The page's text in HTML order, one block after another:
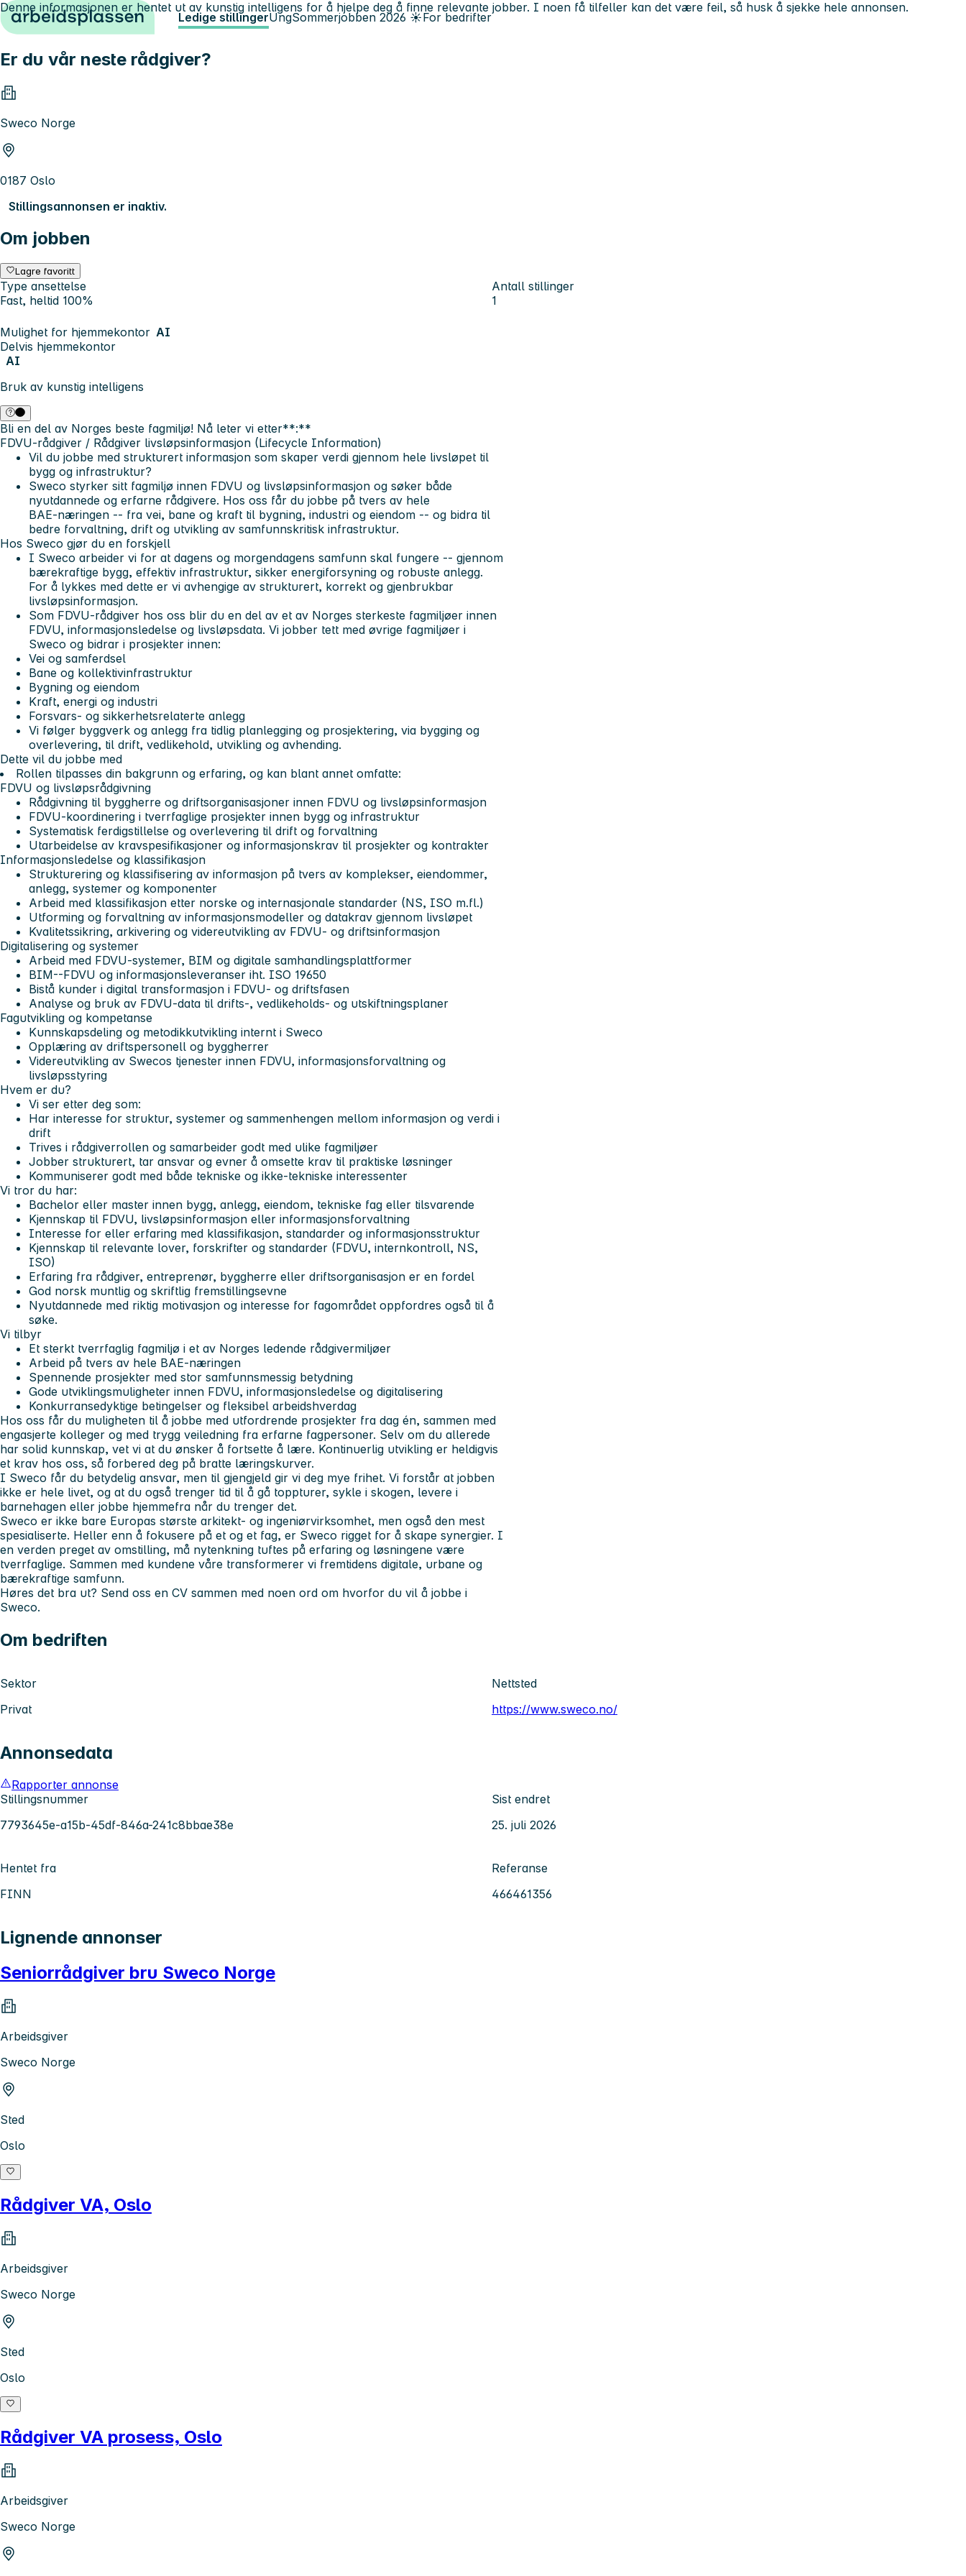
Hopp til innhold Ledige stillingerUngSommerjobben 2026 ☀️For bedrifter
Er du vår neste rådgiver?
Sweco Norge
0187 Oslo
Stillingsannonsen er inaktiv.
Om jobben
Lagre favoritt
Type ansettelse
Fast, heltid 100%
Antall stillinger
1
Mulighet for hjemmekontor AI
Delvis hjemmekontor
AI
Bruk av kunstig intelligens
Denne informasjonen er hentet ut av kunstig intelligens for å hjelpe deg å finne relevante jobber. I noen få tilfeller kan det være feil, så husk å sjekke hele annonsen.
Bli en del av Norges beste fagmiljø! Nå leter vi etter**:**
FDVU‑rådgiver / Rådgiver livsløpsinformasjon (Lifecycle Information)
Vil du jobbe med strukturert informasjon som skaper verdi gjennom hele livsløpet til
bygg og infrastruktur?
Sweco styrker sitt fagmiljø innen FDVU og livsløpsinformasjon og søker både
nyutdannede og erfarne rådgivere. Hos oss får du jobbe på tvers av hele
BAE‑næringen -- fra vei, bane og kraft til bygning, industri og eiendom -- og bidra til
bedre forvaltning, drift og utvikling av samfunnskritisk infrastruktur.
Hos Sweco gjør du en forskjell
I Sweco arbeider vi for at dagens og morgendagens samfunn skal fungere -- gjennom
bærekraftige bygg, effektiv infrastruktur, sikker energiforsyning og robuste anlegg.
For å lykkes med dette er vi avhengige av strukturert, korrekt og gjenbrukbar
livsløpsinformasjon.
Som FDVU‑rådgiver hos oss blir du en del av et av Norges sterkeste fagmiljøer innen
FDVU, informasjonsledelse og livsløpsdata. Vi jobber tett med øvrige fagmiljøer i
Sweco og bidrar i prosjekter innen:
Vei og samferdsel
Bane og kollektivinfrastruktur
Bygning og eiendom
Kraft, energi og industri
Forsvars‑ og sikkerhetsrelaterte anlegg
Vi følger byggverk og anlegg fra tidlig planlegging og prosjektering, via bygging og
overlevering, til drift, vedlikehold, utvikling og avhending.
Dette vil du jobbe med
Rollen tilpasses din bakgrunn og erfaring, og kan blant annet omfatte:
FDVU og livsløpsrådgivning
Rådgivning til byggherre og driftsorganisasjoner innen FDVU og livsløpsinformasjon
FDVU‑koordinering i tverrfaglige prosjekter innen bygg og infrastruktur
Systematisk ferdigstillelse og overlevering til drift og forvaltning
Utarbeidelse av kravspesifikasjoner og informasjonskrav til prosjekter og kontrakter
Informasjonsledelse og klassifikasjon
Strukturering og klassifisering av informasjon på tvers av komplekser, eiendommer,
anlegg, systemer og komponenter
Arbeid med klassifikasjon etter norske og internasjonale standarder (NS, ISO m.fl.)
Utforming og forvaltning av informasjonsmodeller og datakrav gjennom livsløpet
Kvalitetssikring, arkivering og videreutvikling av FDVU‑ og driftsinformasjon
Digitalisering og systemer
Arbeid med FDVU‑systemer, BIM og digitale samhandlingsplattformer
BIM--FDVU og informasjonsleveranser iht. ISO 19650
Bistå kunder i digital transformasjon i FDVU‑ og driftsfasen
Analyse og bruk av FDVU‑data til drifts‑, vedlikeholds‑ og utskiftningsplaner
Fagutvikling og kompetanse
Kunnskapsdeling og metodikkutvikling internt i Sweco
Opplæring av driftspersonell og byggherrer
Videreutvikling av Swecos tjenester innen FDVU, informasjonsforvaltning og
livsløpsstyring
Hvem er du?
Vi ser etter deg som:
Har interesse for struktur, systemer og sammenhengen mellom informasjon og verdi i
drift
Trives i rådgiverrollen og samarbeider godt med ulike fagmiljøer
Jobber strukturert, tar ansvar og evner å omsette krav til praktiske løsninger
Kommuniserer godt med både tekniske og ikke‑tekniske interessenter
Vi tror du har:
Bachelor eller master innen bygg, anlegg, eiendom, tekniske fag eller tilsvarende
Kjennskap til FDVU, livsløpsinformasjon eller informasjonsforvaltning
Interesse for eller erfaring med klassifikasjon, standarder og informasjonsstruktur
Kjennskap til relevante lover, forskrifter og standarder (FDVU, internkontroll, NS,
ISO)
Erfaring fra rådgiver, entreprenør, byggherre eller driftsorganisasjon er en fordel
God norsk muntlig og skriftlig fremstillingsevne
Nyutdannede med riktig motivasjon og interesse for fagområdet oppfordres også til å
søke.
Vi tilbyr
Et sterkt tverrfaglig fagmiljø i et av Norges ledende rådgivermiljøer
Arbeid på tvers av hele BAE‑næringen
Spennende prosjekter med stor samfunnsmessig betydning
Gode utviklingsmuligheter innen FDVU, informasjonsledelse og digitalisering
Konkurransedyktige betingelser og fleksibel arbeidshverdag
Hos oss får du muligheten til å jobbe med utfordrende prosjekter fra dag én, sammen med
engasjerte kolleger og med trygg veiledning fra erfarne fagpersoner. Selv om du allerede
har solid kunnskap, vet vi at du ønsker å fortsette å lære. Kontinuerlig utvikling er heldigvis
et krav hos oss, så forbered deg på bratte læringskurver.
I Sweco får du betydelig ansvar, men til gjengjeld gir vi deg mye frihet. Vi forstår at jobben
ikke er hele livet, og at du også trenger tid til å gå toppturer, sykle i skogen, levere i
barnehagen eller jobbe hjemmefra når du trenger det.
Sweco er ikke bare Europas største arkitekt- og ingeniørvirksomhet, men også den mest
spesialiserte. Heller enn å fokusere på et og et fag, er Sweco rigget for å skape synergier. I
en verden preget av omstilling, må nytenkning tuftes på erfaring og løsningene være
tverrfaglige. Sammen med kundene våre transformerer vi fremtidens digitale, urbane og
bærekraftige samfunn.
Høres det bra ut? Send oss en CV sammen med noen ord om hvorfor du vil å jobbe i
Sweco.
Om bedriften
Sektor
Privat
Nettsted
https://www.sweco.no/
Annonsedata
Rapporter annonse
Stillingsnummer
7793645e-a15b-45df-846a-241c8bbae38e
Sist endret
25. juli 2026
Hentet fra
FINN
Referanse
466461356
Lignende annonser
Seniorrådgiver bru Sweco Norge
Arbeidsgiver
Sweco Norge
Sted
Oslo
Rådgiver VA, Oslo
Arbeidsgiver
Sweco Norge
Sted
Oslo
Rådgiver VA prosess, Oslo
Arbeidsgiver
Sweco Norge